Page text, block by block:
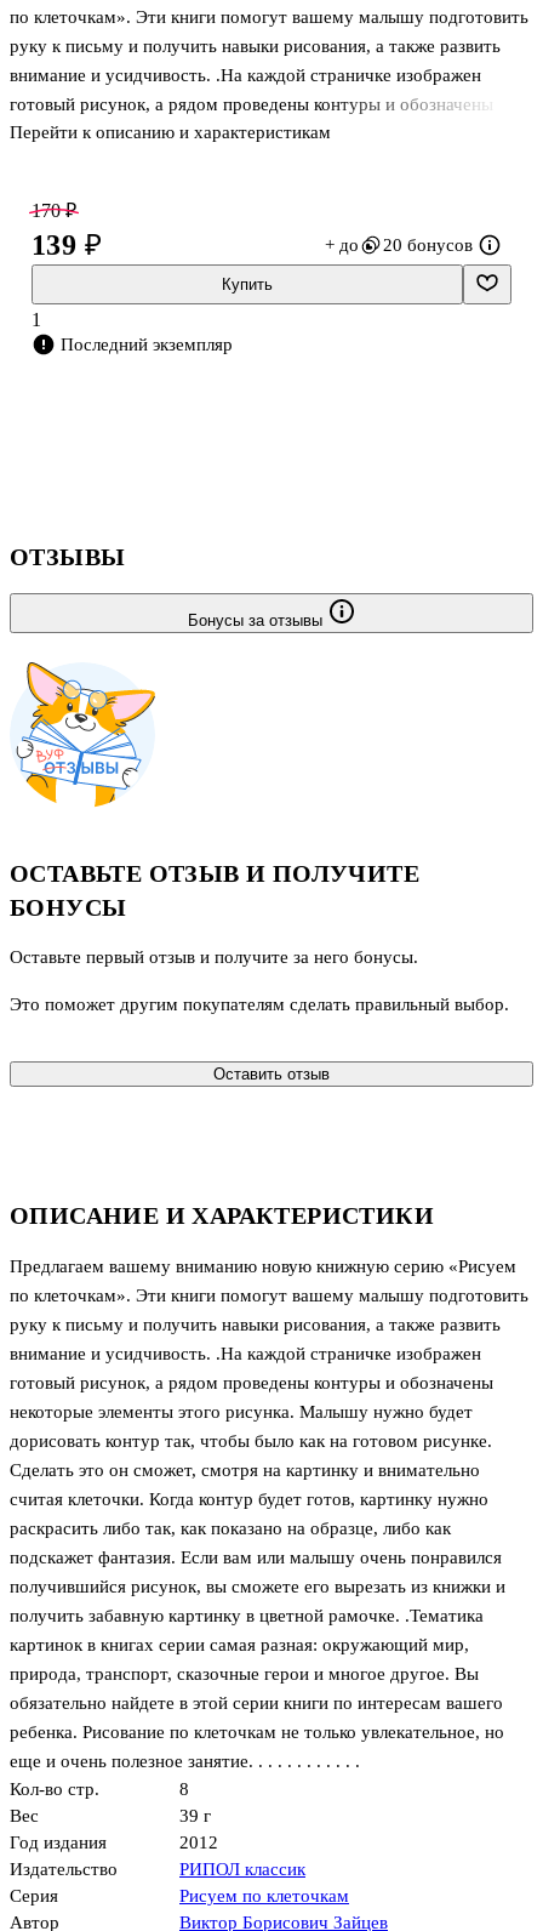
по клеточкам». Эти книги помогут вашему малышу подготовить
руку к письму и получить навыки рисования, а также развить
внимание и усидчивость. .На каждой страничке изображен
готовый рисунок, а рядом проведены контуры и обозначены
некоторые элементы этого рисунка. Малышу нужно будет
считая клеточки. Когда контур будет готов, картинку нужно
раскрасить либо так, как показано на образце, либо как
подскажет фантазия. Если вам или малышу очень понравился
получившийся рисунок, вы сможете его вырезать из книжки и
получить забавную кар
Перейти к описанию и характеристикам
170 ₽
139 ₽ + до 20 бонусов
Купить
1
Последний экземпляр
ОПИСАНИЕ И ХАРАКТЕРИСТИКИ
Предлагаем вашему вниманию новую книжную серию «Рисуем
по клеточкам». Эти книги помогут вашему малышу подготовить
руку к письму и получить навыки рисования, а также развить
внимание и усидчивость. .На каждой страничке изображен
готовый рисунок, а рядом проведены контуры и обозначены
некоторые элементы этого рисунка. Малышу нужно будет
дорисовать контур так, чтобы было как на готовом рисунке.
Сделать это он сможет, смотря на картинку и внимательно
считая клеточки. Когда контур будет готов, картинку нужно
раскрасить либо так, как показано на образце, либо как
подскажет фантазия. Если вам или малышу очень понравился
получившийся рисунок, вы сможете его вырезать из книжки и
получить забавную картинку в цветной рамочке. .Тематика
картинок в книгах серии самая разная: окружающий мир,
природа, транспорт, сказочные герои и многое другое. Вы
обязательно найдете в этой серии книги по интересам вашего
ребенка. Рисование по клеточкам не только увлекательное, но
еще и очень полезное занятие. . . . . . . . . . . .
Кол-во стр.
8
Вес
39 г
Год издания
2012
Издательство
РИПОЛ классик
Серия
Рисуем по клеточкам
Автор
Виктор Борисович Зайцев
ОТЗЫВЫ
Бонусы за отзывы
ОСТАВЬТЕ ОТЗЫВ И ПОЛУЧИТЕ
БОНУСЫ
Оставьте первый отзыв и получите за него бонусы.
Это поможет другим покупателям сделать правильный выбор.
Оставить отзыв